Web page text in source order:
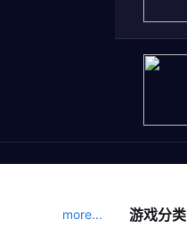
more... 游戏分类